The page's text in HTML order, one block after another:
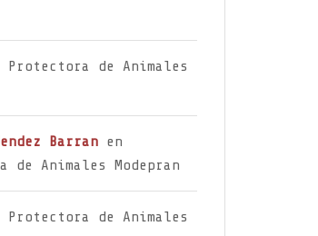
Protectora de Animales
Barran en
de Animales Modepran
Protectora de Animales